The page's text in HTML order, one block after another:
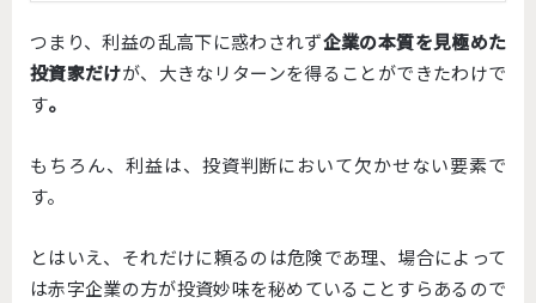
つまり、利益の乱高下に惑わされず企業の本質を見極めた
投資家だけが、大きなリターンを得ることができたわけで
す。
もちろん、利益は、投資判断において欠かせない要素で
す。
とはいえ、それだけに頼るのは危険であ理、場合によって
は赤字企業の方が投資妙味を秘めていることすらあるので